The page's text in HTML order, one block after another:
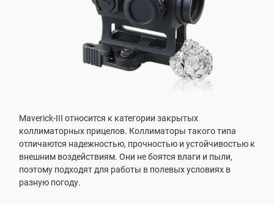
Maverick-III относится к категории закрытых
коллиматорных прицелов. Коллиматоры такого типа
отличаются надежностью, прочностью и устойчивостью к
внешним воздействиям. Они не боятся влаги и пыли,
поэтому подходят для работы в полевых условиях в
разную погоду.